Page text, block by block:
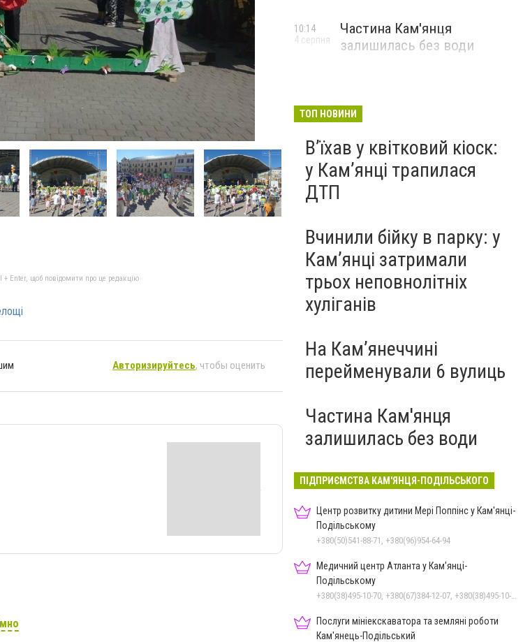
+ Enter, щоб повідомити про це редакцію
Авторизируйтесь, чтобы оценить
Частина Кам'янця
залишилась без води
10:14
4 серпня
ТОП НОВИНИ
Вʼїхав у квітковий кіоск:
у Камʼянці трапилася
ДТП
Вчинили бійку в парку: у
Кам’янці затримали
трьох неповнолітніх
хуліганів
На Камʼянеччині
перейменували 6 вулиць
Частина Кам'янця
залишилась без води
ПІДПРИЄМСТВА КАМ'ЯНЦЯ-ПОДІЛЬСЬКОГО
Центр розвитку дитини Мері Поппінс у Кам'янці-
Подільському
+380(50)541-88-71, +380(96)954-64-94
Медичний центр Атланта у Кам’янці-
Подільському
+380(38)495-10-70, +380(67)384-12-07, +380(38)495-10-80
Послуги мініекскаватора та земляні роботи
Кам'янець-Подільський